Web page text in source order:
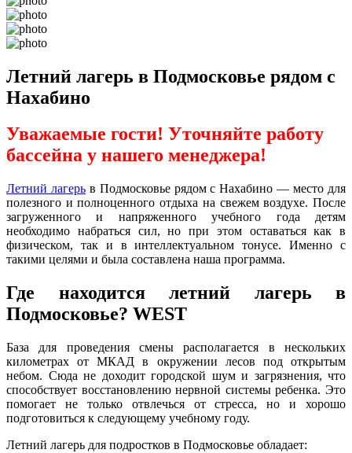
Летний лагерь в Подмосковье рядом с
Нахабино
Уважаемые гости! Уточняйте работу
бассейна у нашего менеджера!
Летний лагерьв Подмосковье рядом с Нахабино — место для
полезного и полноценного отдыха на свежем воздухе. После
загруженного и напряженного учебного года детям
необходимо набраться сил, но при этом оставаться как в
физическом, так и в интеллектуальном тонусе. Именно с
такими целями и была составлена наша программа.
Где находится летний лагерь в
Подмосковье? WEST
База для проведения смены располагается в нескольких
километрах от МКАД в окружении лесов под открытым
небом. Сюда не доходит городской шум и загрязнения, что
способствует восстановлению нервной системы ребенка. Это
помогает не только отвлечься от стресса, но и хорошо
подготовиться к следующему учебному году.
Летний лагерь для подростков в Подмосковье обладает: